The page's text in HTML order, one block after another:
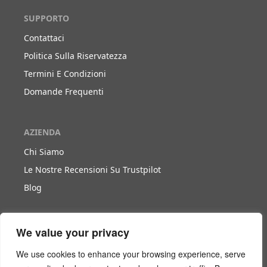
We value your privacy
We use cookies to enhance your browsing experience, serve
SUPPORTO
Contattaci
Politica Sulla Riservatezza
Termini E Condizioni
Domande Frequenti
AZIENDA
Chi Siamo
Le Nostre Recensioni Su Trustpilot
Blog
LAVORA CON NOI